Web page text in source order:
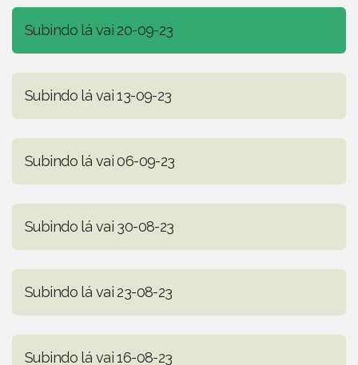
Subindo lá vai 20-09-23
Subindo lá vai 13-09-23
Subindo lá vai 06-09-23
Subindo lá vai 30-08-23
Subindo lá vai 23-08-23
Subindo lá vai 16-08-23